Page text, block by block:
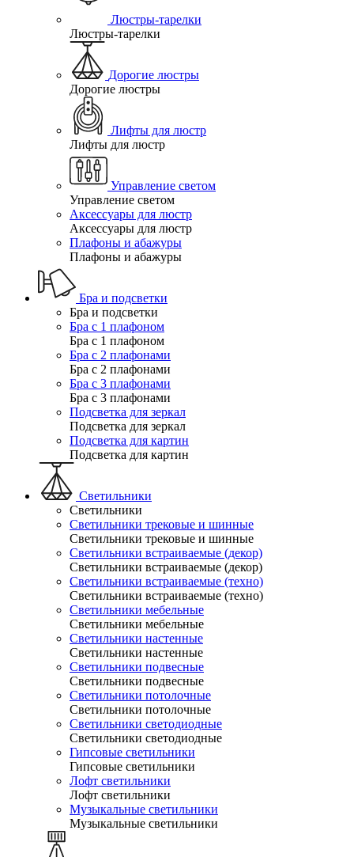
Люстры-тарелки
Люстры-тарелки
Дорогие люстры
Дорогие люстры
Лифты для люстр
Лифты для люстр
Управление светом
Управление светом
Аксессуары для люстр
Аксессуары для люстр
Плафоны и абажуры
Плафоны и абажуры
Бра и подсветки
Бра и подсветки
Бра с 1 плафоном
Бра с 1 плафоном
Бра с 2 плафонами
Бра с 2 плафонами
Бра с 3 плафонами
Бра с 3 плафонами
Подсветка для зеркал
Подсветка для зеркал
Подсветка для картин
Подсветка для картин
Светильники
Светильники
Светильники трековые и шинные
Светильники трековые и шинные
Светильники встраиваемые (декор)
Светильники встраиваемые (декор)
Светильники встраиваемые (техно)
Светильники встраиваемые (техно)
Светильники мебельные
Светильники мебельные
Светильники настенные
Светильники настенные
Светильники подвесные
Светильники подвесные
Светильники потолочные
Светильники потолочные
Светильники светодиодные
Светильники светодиодные
Гипсовые светильники
Гипсовые светильники
Лофт светильники
Лофт светильники
Музыкальные светильники
Музыкальные светильники